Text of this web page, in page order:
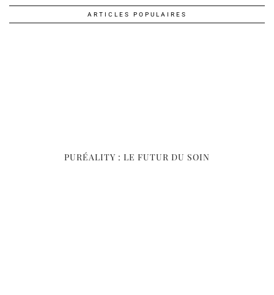
ARTICLES POPULAIRES
PURÉALITY : LE FUTUR DU SOIN